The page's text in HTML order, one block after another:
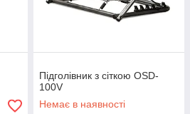
Підголівник з сіткою OSD-
100V
Немає в наявності